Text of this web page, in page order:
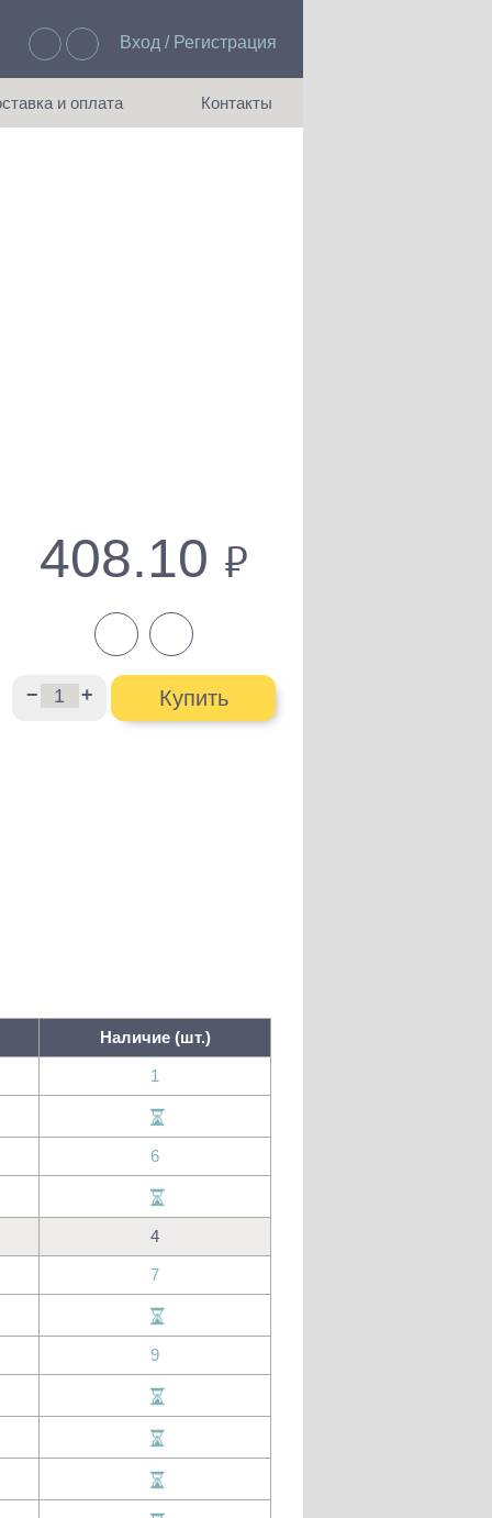
Вход / Регистрация
и оплата Контакты
408.10 руб.
− + Купить
Наличие (шт.)
1
6
4
7
9